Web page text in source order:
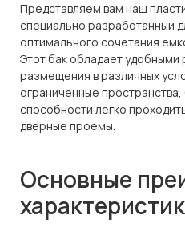
Представляем вам наш
специально разработанный
оптимального сочетания
Этот бак обладает
размещения в различных
ограниченные
способности легко
дверные проемы.
Основные